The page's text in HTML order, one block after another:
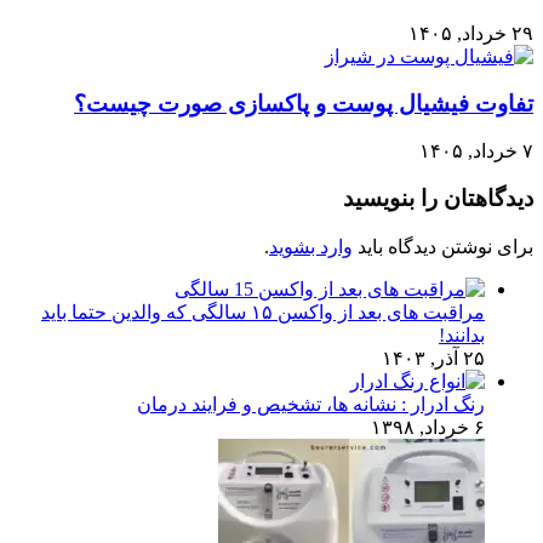
۲۹ خرداد, ۱۴۰۵
تفاوت فیشیال پوست و پاکسازی صورت چیست؟
۷ خرداد, ۱۴۰۵
دیدگاهتان را بنویسید
برای نوشتن دیدگاه باید وارد بشوید.
مراقبت های بعد از واکسن ۱۵ سالگی که والدین حتما باید
بدانند!
۲۵ آذر, ۱۴۰۳
رنگ ادرار : نشانه ها، تشخیص و فرایند درمان
۶ خرداد, ۱۳۹۸